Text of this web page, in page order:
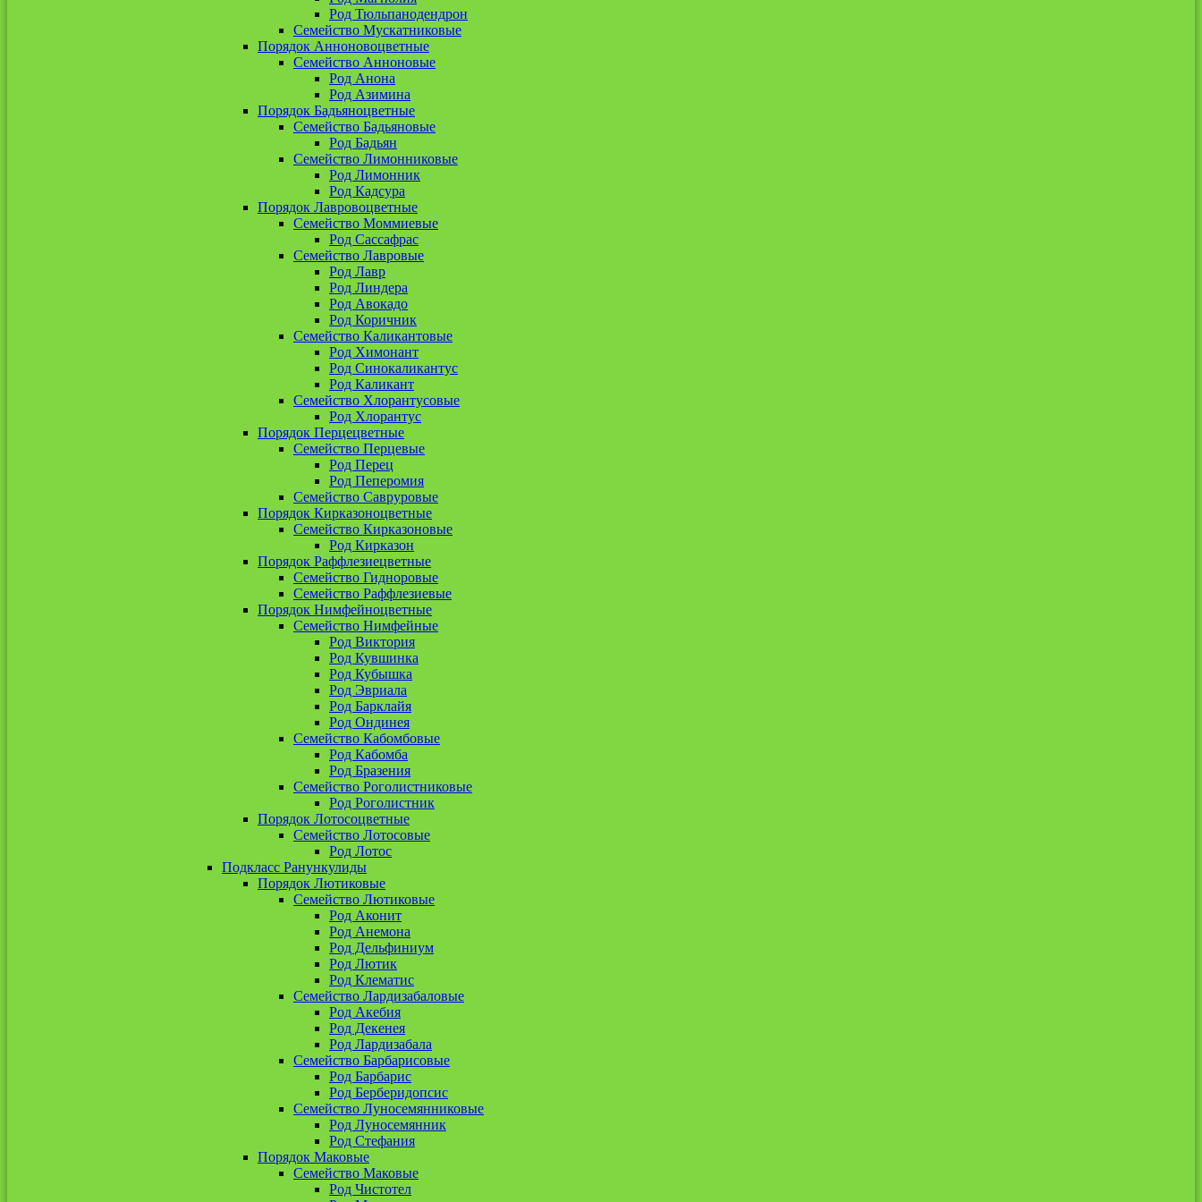
Род Тюльпанодендрон
Семейство Мускатниковые
Порядок Анноновоцветные
Семейство Анноновые
Род Анона
Род Азимина
Порядок Бадьяноцветные
Семейство Бадьяновые
Род Бадьян
Семейство Лимонниковые
Род Лимонник
Род Кадсура
Порядок Лавровоцветные
Семейство Моммиевые
Род Сассафрас
Семейство Лавровые
Род Лавр
Род Линдера
Род Авокадо
Род Коричник
Семейство Каликантовые
Род Химонант
Род Синокаликантус
Род Каликант
Семейство Хлорантусовые
Род Хлорантус
Порядок Перцецветные
Семейство Перцевые
Род Перец
Род Пеперомия
Семейство Савруровые
Порядок Кирказоноцветные
Семейство Кирказоновые
Род Кирказон
Порядок Раффлезиецветные
Семейство Гидноровые
Семейство Раффлезиевые
Порядок Нимфейноцветные
Семейство Нимфейные
Род Виктория
Род Кувшинка
Род Кубышка
Род Эвриала
Род Барклайя
Род Ондинея
Семейство Кабомбовые
Род Кабомба
Род Бразения
Семейство Роголистниковые
Род Роголистник
Порядок Лотосоцветные
Семейство Лотосовые
Род Лотос
Подкласс Ранункулиды
Порядок Лютиковые
Семейство Лютиковые
Род Аконит
Род Анемона
Род Дельфиниум
Род Лютик
Род Клематис
Семейство Лардизабаловые
Род Акебия
Род Декенея
Род Лардизабала
Семейство Барбарисовые
Род Барбарис
Род Берберидопсис
Семейство Луносемянниковые
Род Луносемянник
Род Стефания
Порядок Маковые
Семейство Маковые
Род Чистотел